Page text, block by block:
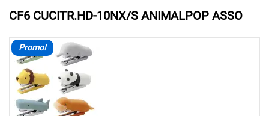
CF6 CUCITR.HD-10NX/S ANIMALPOP ASSO
Promo!